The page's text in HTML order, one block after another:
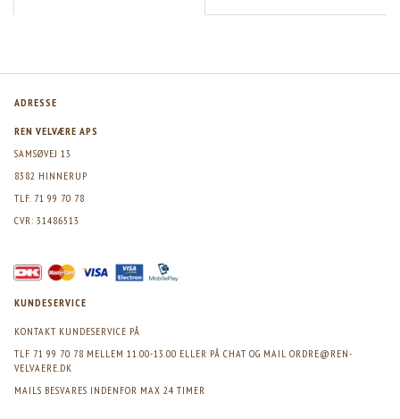
ADRESSE
REN VELVÆRE APS
SAMSØVEJ 13
8382 HINNERUP
TLF. 71 99 70 78
CVR: 31486513
KUNDESERVICE
KONTAKT KUNDESERVICE PÅ
TLF 71 99 70 78 MELLEM 11.00-13.00 ELLER PÅ CHAT OG MAIL ORDRE@REN-
VELVAERE.DK
MAILS BESVARES INDENFOR MAX 24 TIMER